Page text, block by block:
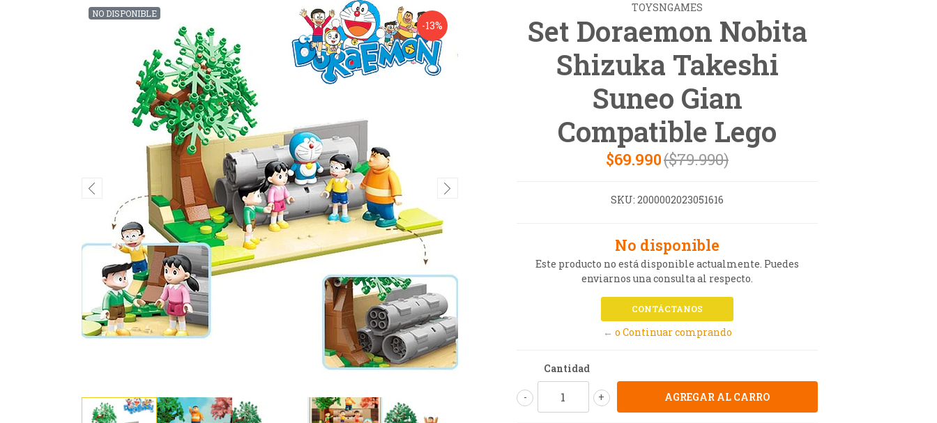
NO DISPONIBLE
-13%
TOYSNGAMES
Set Doraemon Nobita
Shizuka Takeshi
Suneo Gian
Compatible Lego
$69.990($79.990)
SKU: 2000002023051616
No disponible
Este producto no está disponible actualmente. Puedes
enviarnos una consulta al respecto.
CONTÁCTANOS
← o Continuar comprando
Cantidad
+
-